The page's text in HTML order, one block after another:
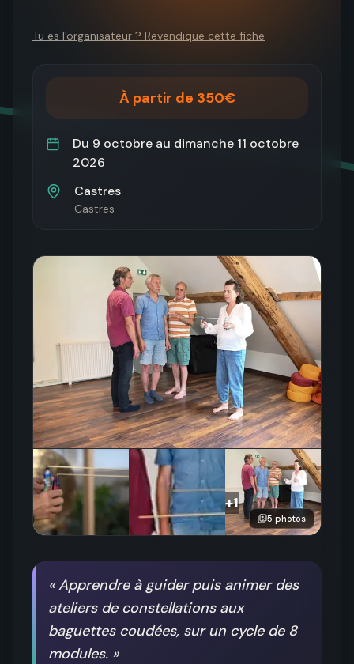
Tu es l'organisateur ? Revendique cette fiche
À partir de 350€
Du 9 octobre au dimanche 11 octobre
2026
Castres
Castres
+1
5 photos
«Apprendre à guider puis animer des
ateliers de constellations aux
baguettes coudées, sur un cycle de 8
modules. »